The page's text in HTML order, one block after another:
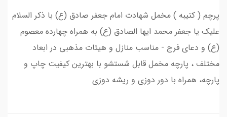
پرچم ( کتیبه ) مخمل شهادت امام جعفر صادق (ع) با ذکر السلام
علیک یا جعفر محمد ایها الصادق (ع) به همراه چهارده معصوم
(ع) و دعای فرج - مناسب منازل و هیئات مذهبی در ابعاد
مختلف ، پارچه مخمل قابل شستشو با بهترین کیفیت چاپ و
پارچه، همراه با دور دوزی و ریشه دوزی